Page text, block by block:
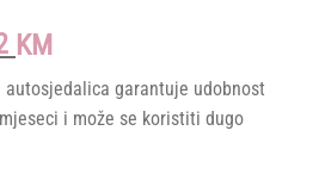
KM.
KMCurrent
is:
390,32 KM.
autosjedalica garantuje udobnost
i može se koristiti dugo